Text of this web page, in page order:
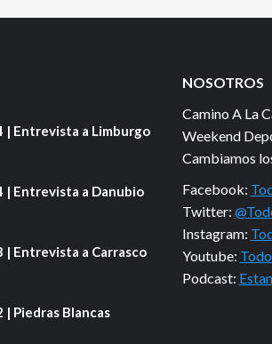
| Entrevista a Limburgo
| Entrevista a Danubio
| Entrevista a Carrasco
| Piedras Blancas
NOSOTROS
Camino A La
Weekend
Cambiamos
Facebook:
Twitter:
Instagram:
Youtube:
Podcast: